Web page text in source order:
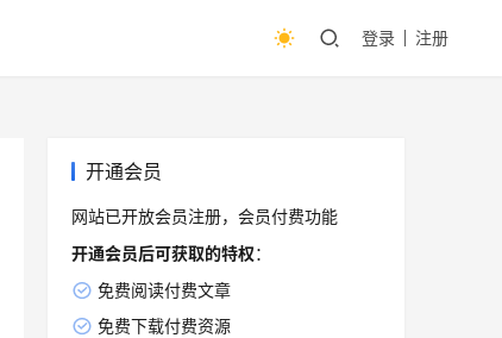
登录 注册
开通会员
网站已开放会员注册，会员付费功能
开通会员后可获取的特权：
免费阅读付费文章
免费下载付费资源